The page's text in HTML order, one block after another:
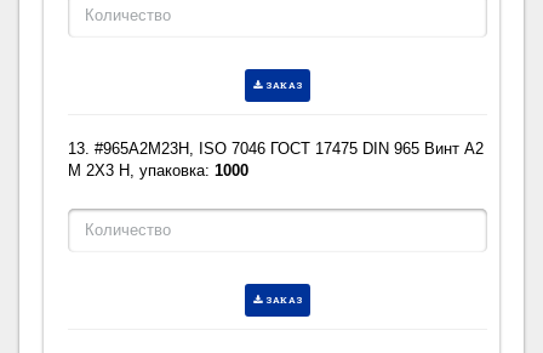
ЗАКАЗ
13. #965A2M23H, ISO 7046 ГОСТ 17475 DIN 965 Винт A2
M 2X3 H, упаковка:1000
ЗАКАЗ